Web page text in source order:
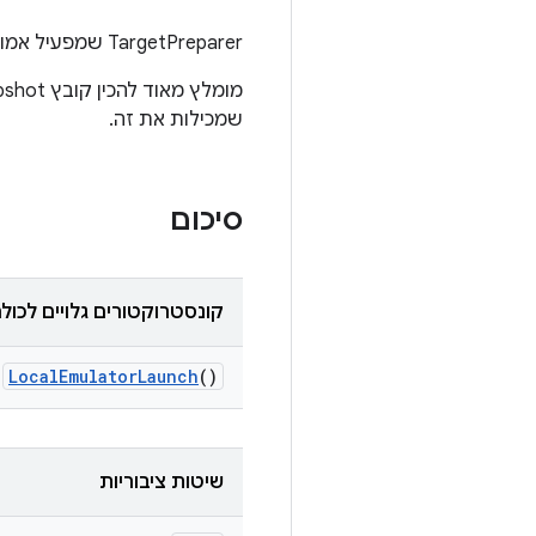
TargetPreparer שמפעיל אמולטור באופן מקומי מסביבת build של Android.
שמכילות את זה.
סיכום
קונסטרוקטורים גלויים
LocalEmulatorLaunch()
שיטות ציבוריות